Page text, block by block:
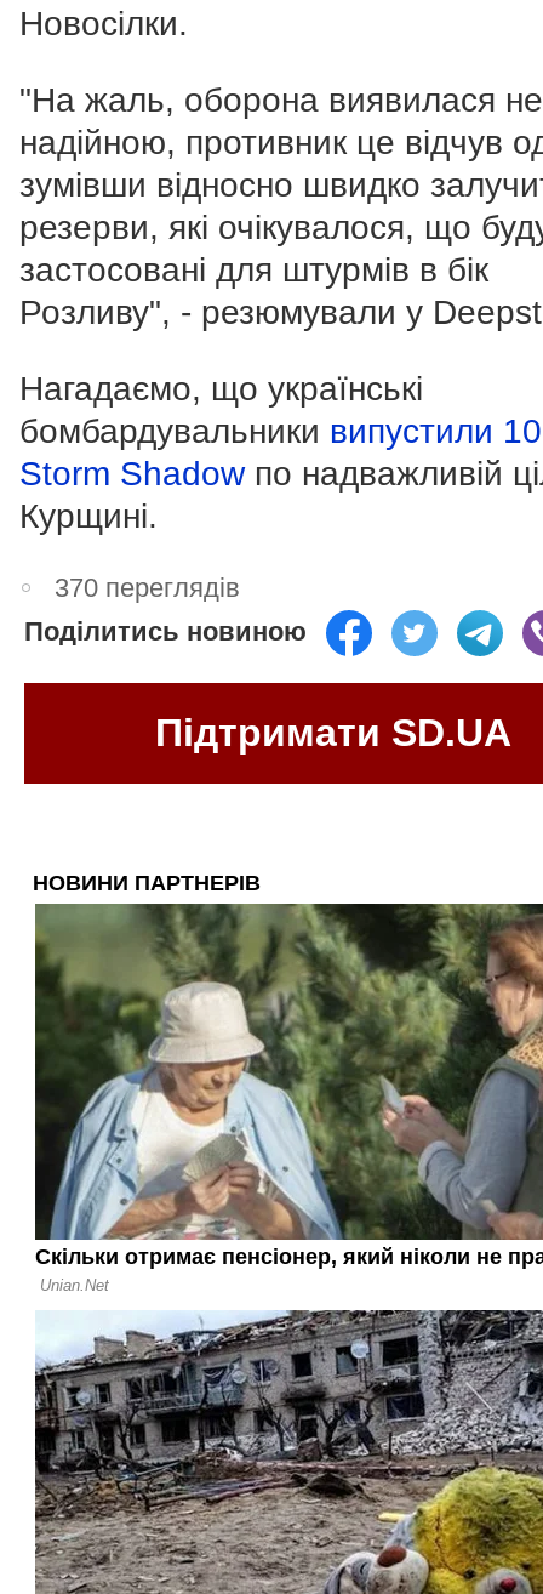
Новосілки.
"На жаль, оборона виявилася
надійною, противник це відчув
зумівши відносно швидко
резерви, які очікувалося, що
застосовані для штурмів в бік
Розливу", - резюмували у
Нагадаємо, що українські
бомбардувальники випустили
Storm Shadowпо надважливій
Курщині.
370 переглядів
Поділитись новиною
Підтримати SD.UA